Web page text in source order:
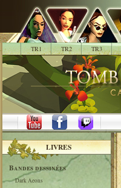
. TR1 TR2 TR3
LIVRES
Bandes dessinées
Dark Aeons